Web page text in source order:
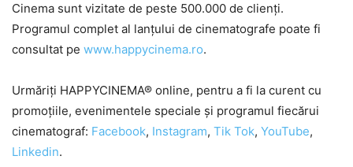
Cinema sunt vizitate de peste 500.000 de clienți.
Programul complet al lanțului de cinematografe poate fi
consultat pe www.happycinema.ro.
Urmăriți HAPPYCINEMA® online, pentru a fi la curent cu
promoțiile, evenimentele speciale și programul fiecărui
cinematograf: Facebook, Instagram, Tik Tok, YouTube,
Linkedin.